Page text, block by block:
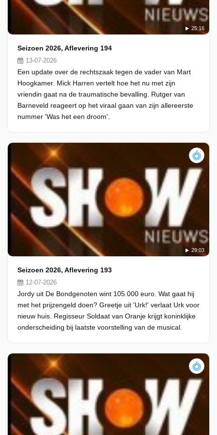
25:16
Seizoen 2026, Aflevering 194
13-07-2026
Een update over de rechtszaak tegen de vader van Mart
Hoogkamer. Mick Harren vertelt hoe het nu met zijn
vriendin gaat na de traumatische bevalling. Rutger van
Barneveld reageert op het viraal gaan van zijn allereerste
nummer 'Was het een droom'.
29:03
Seizoen 2026, Aflevering 193
12-07-2026
Jordy uit De Bondgenoten wint 105.000 euro. Wat gaat hij
met het prijzengeld doen? Greetje uit 'Urk!' verlaat Urk voor
nieuw huis. Regisseur Soldaat van Oranje krijgt koninklijke
onderscheiding bij laatste voorstelling van de musical.